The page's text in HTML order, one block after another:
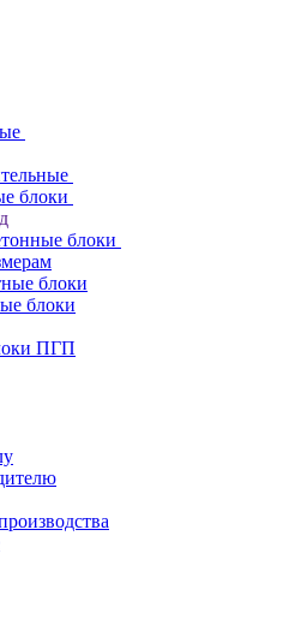
блоки
блоки
блоки
блоки
ПГП